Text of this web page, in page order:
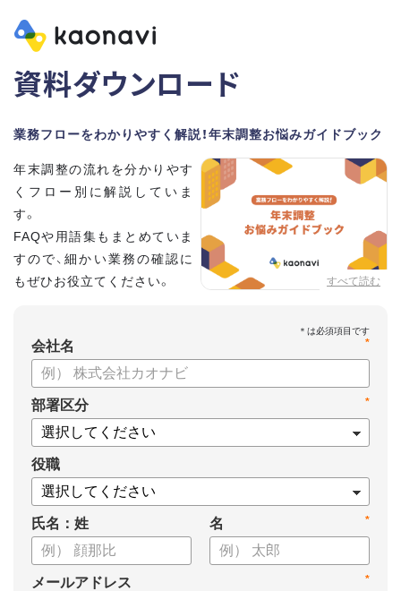
資料ダウンロード
業務フローをわかりやすく解説！年末調整お悩みガイドブック
すべて読む
年末調整の流れを分かりやす
くフロー別に解説していま
す。
FAQや用語集もまとめていま
すので、細かい業務の確認に
もぜひお役立てください。
*
会社名
*
部署区分
役職
氏名：姓 *
名
*
メールアドレス